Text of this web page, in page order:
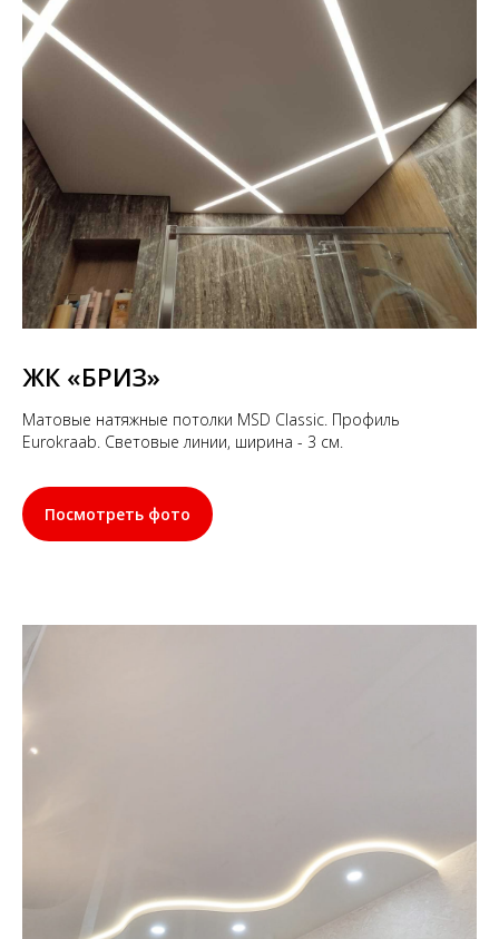
ЖК «БРИЗ»
Матовые натяжные потолки MSD Classic. Профиль
Eurokraab. Световые линии, ширина - 3 см.
Посмотреть фото